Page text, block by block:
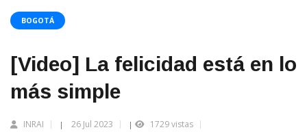
BOGOTÁ
[Video] La felicidad está en lo
más simple
INRAI | 26 Jul 2023 | 1729 vistas